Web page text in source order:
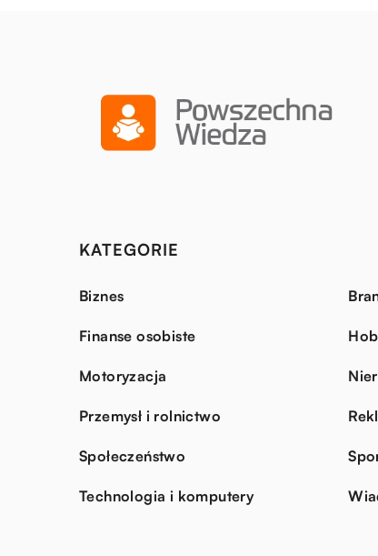
KATEGORIE
Biznes
Finanse osobiste
Motoryzacja
Przemysł i rolnictwo
Społeczeństwo
Technologia i komputery